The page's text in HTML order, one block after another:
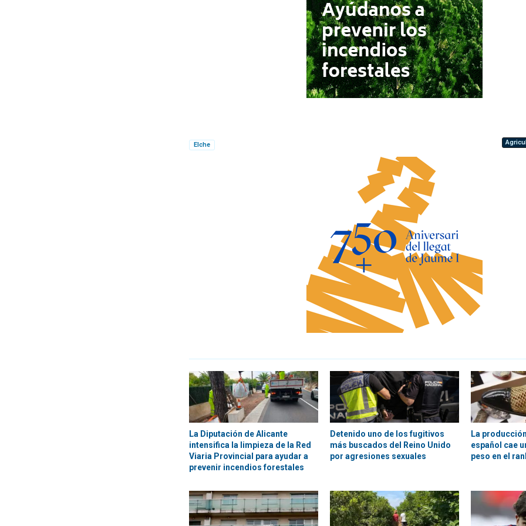
Elche
La Diputación de Alicante
intensifica la limpieza de la Red
Viaria Provincial para ayudar a
prevenir incendios forestales
Detenido uno de los fugitivos
más buscados del Reino Unido
por agresiones sexuales
La
español cae
peso en el